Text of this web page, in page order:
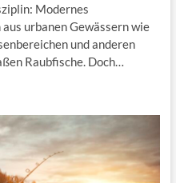
Modernes
urbanen Gewässern wie
und anderen
Raubfische. Doch…